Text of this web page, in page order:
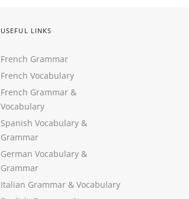
USEFUL LINKS
French Grammar
French Vocabulary
French Grammar &
Vocabulary
Spanish Vocabulary &
Grammar
German Vocabulary &
Grammar
Italian Grammar & Vocabulary